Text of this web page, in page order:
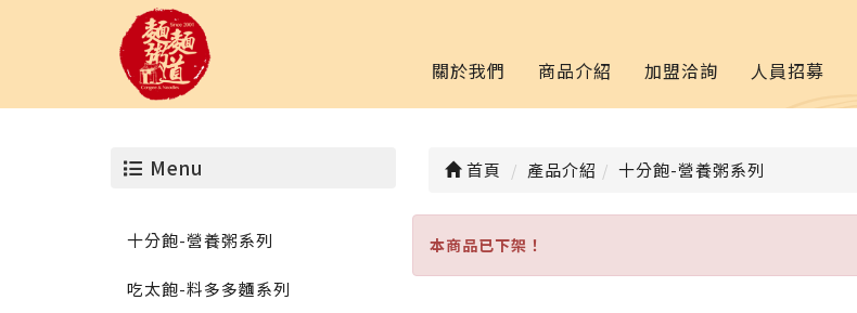
關於我們 商品介紹 加盟洽詢 人員招募
Menu
十分飽-營養粥系列
吃太飽-料多多麵系列
首頁 產品介紹 十分飽-營養粥系列
本商品已下架！